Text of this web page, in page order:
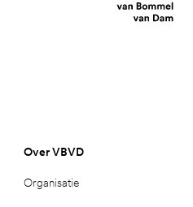
Over VBVD
Organisatie